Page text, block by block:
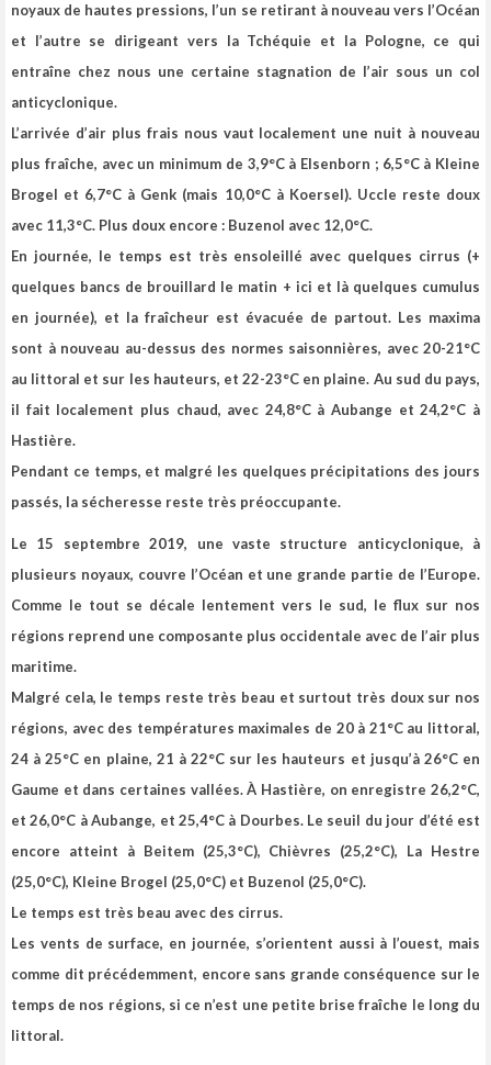
noyaux de hautes pressions, l’un se retirant à nouveau vers l’Océan
et l’autre se dirigeant vers la Tchéquie et la Pologne, ce qui
entraîne chez nous une certaine stagnation de l’air sous un col
anticyclonique.
L’arrivée d’air plus frais nous vaut localement une nuit à nouveau
plus fraîche, avec un minimum de 3,9°C à Elsenborn ; 6,5°C à Kleine
Brogel et 6,7°C à Genk (mais 10,0°C à Koersel). Uccle reste doux
avec 11,3°C. Plus doux encore : Buzenol avec 12,0°C.
En journée, le temps est très ensoleillé avec quelques cirrus (+
quelques bancs de brouillard le matin + ici et là quelques cumulus
en journée), et la fraîcheur est évacuée de partout. Les maxima
sont à nouveau au-dessus des normes saisonnières, avec 20-21°C
au littoral et sur les hauteurs, et 22-23°C en plaine. Au sud du pays,
il fait localement plus chaud, avec 24,8°C à Aubange et 24,2°C à
Hastière.
Pendant ce temps, et malgré les quelques précipitations des jours
passés, la sécheresse reste très préoccupante.
Le 15 septembre 2019, une vaste structure anticyclonique, à
plusieurs noyaux, couvre l’Océan et une grande partie de l’Europe.
Comme le tout se décale lentement vers le sud, le flux sur nos
régions reprend une composante plus occidentale avec de l’air plus
maritime.
Malgré cela, le temps reste très beau et surtout très doux sur nos
régions, avec des températures maximales de 20 à 21°C au littoral,
24 à 25°C en plaine, 21 à 22°C sur les hauteurs et jusqu’à 26°C en
Gaume et dans certaines vallées. À Hastière, on enregistre 26,2°C,
et 26,0°C à Aubange, et 25,4°C à Dourbes. Le seuil du jour d’été est
encore atteint à Beitem (25,3°C), Chièvres (25,2°C), La Hestre
(25,0°C), Kleine Brogel (25,0°C) et Buzenol (25,0°C).
Le temps est très beau avec des cirrus.
Les vents de surface, en journée, s’orientent aussi à l’ouest, mais
comme dit précédemment, encore sans grande conséquence sur le
temps de nos régions, si ce n’est une petite brise fraîche le long du
littoral.